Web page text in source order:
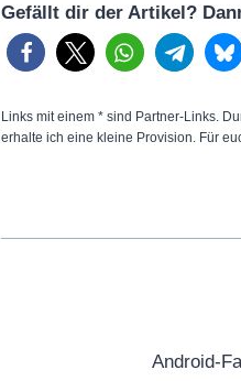
Gefällt dir der Artikel?
Links mit einem * sind Partner-Links.
erhalte ich eine kleine Provision. Für
Android-